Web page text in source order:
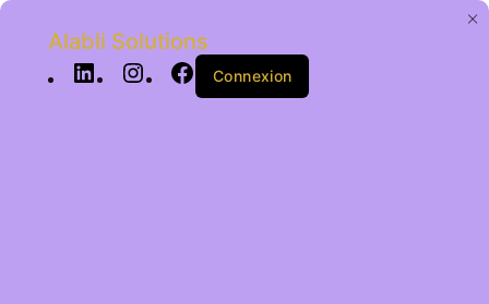
Alabli Solutions
Connexion